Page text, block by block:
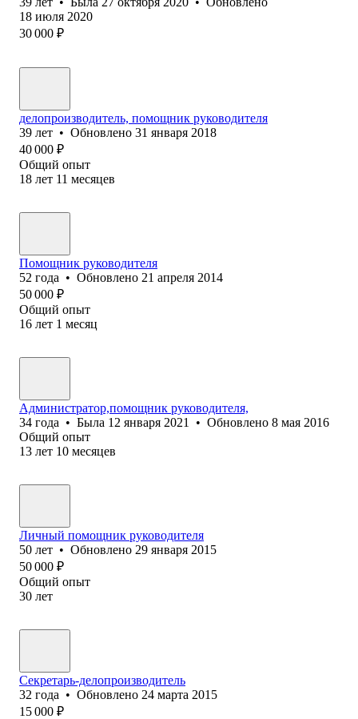
18 июля 2020
30 000 ₽
делопроизводитель, помощник руководителя
39 лет • Обновлено 31 января 2018
40 000 ₽
Общий опыт
18 лет 11 месяцев
Помощник руководителя
52 года • Обновлено 21 апреля 2014
50 000 ₽
Общий опыт
16 лет 1 месяц
Администратор,помощник руководителя,
34 года • Была 12 января 2021 • Обновлено 8 мая 2016
Общий опыт
13 лет 10 месяцев
Личный помощник руководителя
50 лет • Обновлено 29 января 2015
50 000 ₽
Общий опыт
30 лет
Секретарь-делопроизводитель
32 года • Обновлено 24 марта 2015
15 000 ₽